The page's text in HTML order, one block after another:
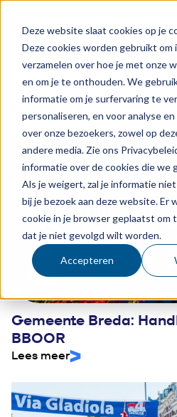
Deze website slaat cookies op je
Deze cookies worden gebruikt
verzamelen over hoe je met onze
en om je te onthouden. We
informatie om je surfervaring te
personaliseren, en voor analyse
over onze bezoekers, zowel op
andere media. Zie ons
informatie over de cookies die we
Als je weigert, zal je informatie
bij je bezoek aan deze website. Er
cookie in je browser geplaatst om
dat je niet gevolgd wilt worden.
Accepteren
Cases overview
Cases
Gemeente Breda:
BBOOR
Lees meer